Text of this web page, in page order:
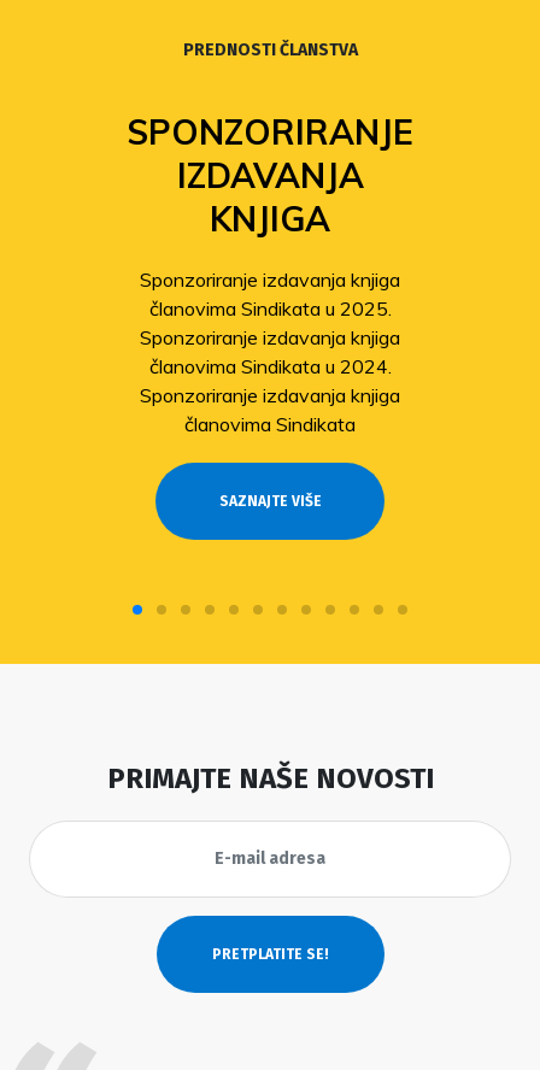
PREDNOSTI ČLANSTVA
SPONZORIRANJE
IZDAVANJA
KNJIGA
Sponzoriranje izdavanja knjiga
članovima Sindikata u 2025.
Sponzoriranje izdavanja knjiga
članovima Sindikata u 2024.
Sponzoriranje izdavanja knjiga
članovima Sindikata
SAZNAJTE VIŠE
PRIMAJTE NAŠE NOVOSTI